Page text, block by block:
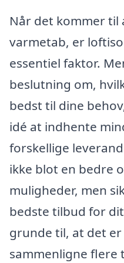
Når det kommer til
varmetab, er
essentiel faktor.
beslutning om,
bedst til dine
idé at indhente
forskellige
ikke blot en bedre
muligheder, men
bedste tilbud for
grunde til, at det
sammenligne flere